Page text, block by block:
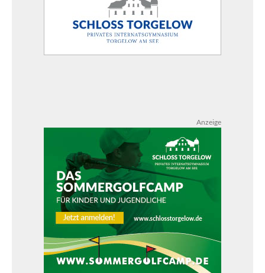
Anzeige